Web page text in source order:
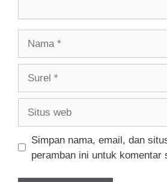
Simpan nama, email, dan
peramban ini untuk komentar